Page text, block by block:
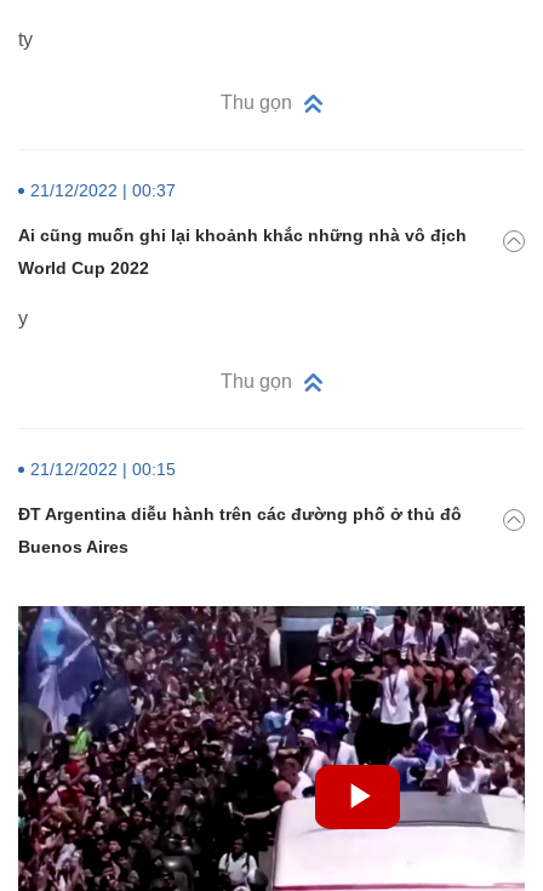
ty
Thu gọn
21/12/2022 | 00:37
Ai cũng muốn ghi lại khoảnh khắc những nhà vô địch
World Cup 2022
y
Thu gọn
21/12/2022 | 00:15
ĐT Argentina diễu hành trên các đường phố ở thủ đô
Buenos Aires